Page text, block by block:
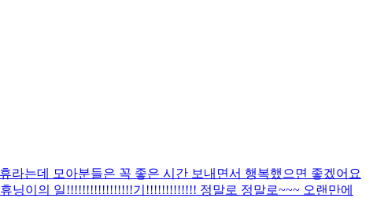
라는데 모아분들은 꼭 좋은 시간 보내면서 행복했으면 좋겠어요
휴닝이의 일!!!!!!!!!!!!!!!!!기!!!!!!!!!!!!! 정말로 정말로~~~ 오랜만에